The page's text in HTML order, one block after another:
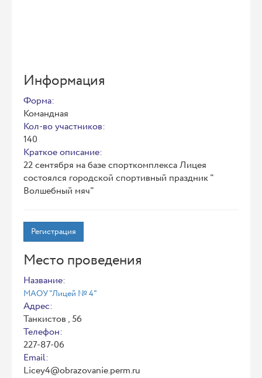
Информация
Форма:
Командная
Кол-во участников:
140
Краткое описание:
22 сентября на базе спорткомплекса Лицея
состоялся городской спортивный праздник "
Волшебный мяч"
Регистрация
Место проведения
Название:
МАОУ "Лицей № 4"
Адрес:
Танкистов , 56
Телефон:
227-87-06
Email:
Licey4@obrazovanie.perm.ru